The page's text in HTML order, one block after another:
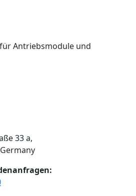
Antriebsmodule und
33 a,